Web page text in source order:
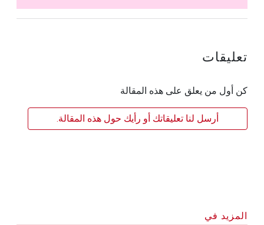
تعليقات
كن أول من يعلق على هذه المقالة
أرسل لنا تعليقاتك أو رأيك حول هذه المقالة.
المزيد في